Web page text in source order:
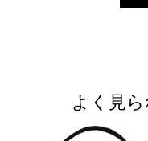
よく見